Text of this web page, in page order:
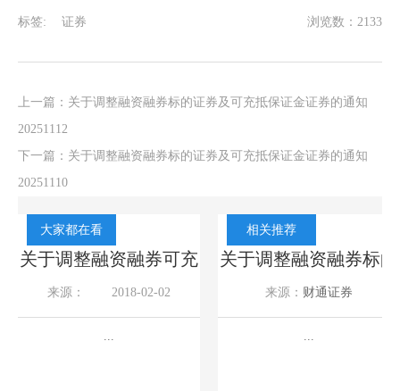
标签: 证券 浏览数：2133
上一篇： 关于调整融资融券标的证券及可充抵保证金证券的通知
20251112
下一篇： 关于调整融资融券标的证券及可充抵保证金证券的通知
20251110
大家都在看
关于调整融资融券可充
抵保证金证券折算率的
通知20180202
来源： 2018-02-02
...
相关推荐
关于调整融资融券标的
证券及可充抵保证金证
券的通知20260805
来源： 财通证券
...